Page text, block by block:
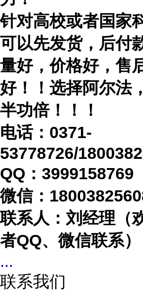
针对高校或者国家
可以先发货，后付
量好，价格好，售
好！！选择阿尔法
半功倍！！！
电话： 0371-
53778726/
QQ：3999158769
微信：
联系人：刘经理（
者QQ、微信联系）
...
联系我们